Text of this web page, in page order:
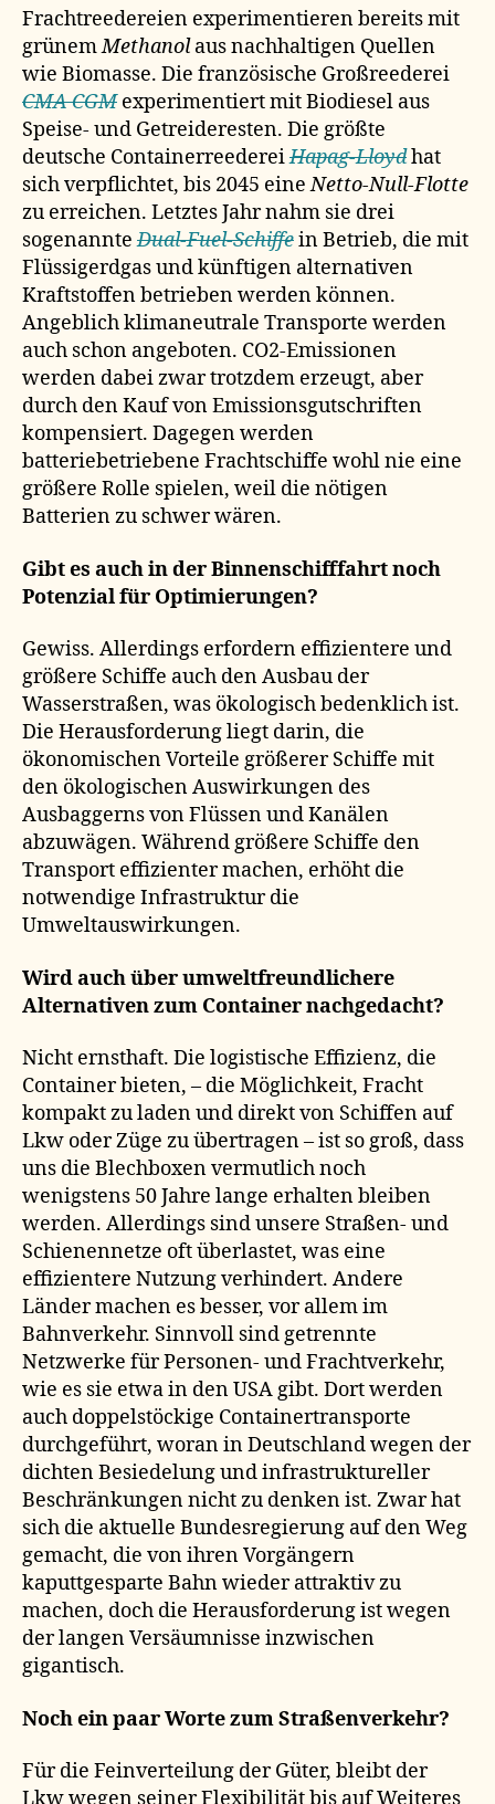
Frachtreedereien experimentieren bereits mit
grünemMethanolaus nachhaltigen Quellen
wie Biomasse. Die französische Großreederei
CMA CGMexperimentiert mit Biodiesel aus
Speise- und Getreideresten. Die größte
deutsche ContainerreedereiHapag-Lloydhat
sich verpflichtet, bis 2045 eineNetto-Null-Flotte
zu erreichen. Letztes Jahr nahm sie drei
sogenannteDual-Fuel-Schiffein Betrieb, die mit
Flüssigerdgas und künftigen alternativen
Kraftstoffen betrieben werden können.
Angeblich klimaneutrale Transporte werden
auch schon angeboten. CO2-Emissionen
werden dabei zwar trotzdem erzeugt, aber
durch den Kauf von Emissionsgutschriften
kompensiert. Dagegen werden
batteriebetriebene Frachtschiffe wohl nie eine
größere Rolle spielen, weil die nötigen
Batterien zu schwer wären.
Gibt es auch in der Binnenschifffahrt noch
Potenzial für Optimierungen?
Gewiss. Allerdings erfordern effizientere und
größere Schiffe auch den Ausbau der
Wasserstraßen, was ökologisch bedenklich ist.
Die Herausforderung liegt darin, die
ökonomischen Vorteile größerer Schiffe mit
den ökologischen Auswirkungen des
Ausbaggerns von Flüssen und Kanälen
abzuwägen. Während größere Schiffe den
Transport effizienter machen, erhöht die
notwendige Infrastruktur die
Umweltauswirkungen.
Wird auch über umweltfreundlichere
Alternativen zum Container nachgedacht?
Nicht ernsthaft. Die logistische Effizienz, die
Container bieten, – die Möglichkeit, Fracht
kompakt zu laden und direkt von Schiffen auf
Lkw oder Züge zu übertragen – ist so groß, dass
uns die Blechboxen vermutlich noch
wenigstens 50 Jahre lange erhalten bleiben
werden. Allerdings sind unsere Straßen- und
Schienennetze oft überlastet, was eine
effizientere Nutzung verhindert. Andere
Länder machen es besser, vor allem im
Bahnverkehr. Sinnvoll sind getrennte
Netzwerke für Personen- und Frachtverkehr,
wie es sie etwa in den USA gibt. Dort werden
auch doppelstöckige Containertransporte
durchgeführt, woran in Deutschland wegen der
dichten Besiedelung und infrastruktureller
Beschränkungen nicht zu denken ist. Zwar hat
sich die aktuelle Bundesregierung auf den Weg
gemacht, die von ihren Vorgängern
kaputtgesparte Bahn wieder attraktiv zu
machen, doch die Herausforderung ist wegen
der langen Versäumnisse inzwischen
gigantisch.
Noch ein paar Worte zum Straßenverkehr?
Für die Feinverteilung der Güter, bleibt der